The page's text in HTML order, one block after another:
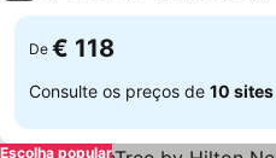
De € 118
Consulte os preços de 10 sites
Escolha popular